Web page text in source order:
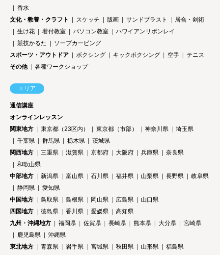
香水
文化・教養・クラフト
スケッチ 版画 サンドブラスト
居合・剣術
生け花
着付教室 パソコン教室
ハワイアンリボンレイ
競技かるた
ソープカービング
スポーツ・アウトドア
ボクシング キックボクシング 空手
テニス
その他
各種ワークショップ
エリア
通信講座
オンラインレッスン
関東地方
東京都（23区内） 東京都（市部） 神奈川県
埼玉県
千葉県
群馬県 栃木県
茨城県
関西地方
三重県 滋賀県 京都府 大阪府 兵庫県
奈良県
和歌山県
中部地方
新潟県 富山県 石川県 福井県 山梨県 長野県
岐阜県
静岡県
愛知県
中国地方
鳥取県 島根県 岡山県 広島県
山口県
四国地方
徳島県 香川県 愛媛県
高知県
九州・沖縄地方
福岡県 佐賀県 長崎県 熊本県 大分県
宮崎県
鹿児島県
沖縄県
東北地方
青森県 岩手県 宮城県 秋田県 山形県
福島県